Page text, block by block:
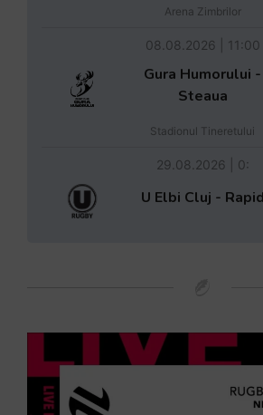
Arena Zimbrilor
08.08.2026 | 11:00
Gura Humorului -
Steaua
Stadionul Tineretului
29.08.2026 | 0:
U Elbi Cluj - Rapid